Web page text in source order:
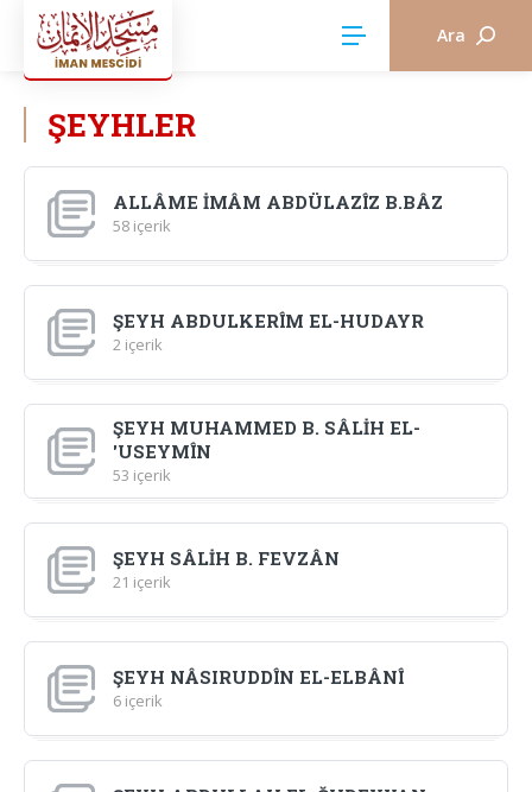
Ara
ŞEYHLER
ALLÂME İMÂM ABDÜLAZÎZ B.BÂZ
58 içerik
ŞEYH ABDULKERÎM EL-HUDAYR
2 içerik
ŞEYH MUHAMMED B. SÂLİH EL-
'USEYMÎN
53 içerik
ŞEYH SÂLİH B. FEVZÂN
21 içerik
ŞEYH NÂSIRUDDÎN EL-ELBÂNÎ
6 içerik